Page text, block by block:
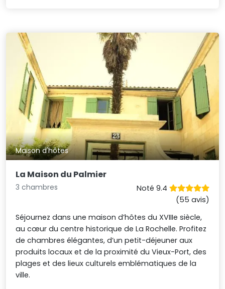
Maison d'hôtes
La Maison du Palmier
3 chambres
Noté 9.4
(55 avis)
Séjournez dans une maison d’hôtes du XVIIIe siècle,
au cœur du centre historique de La Rochelle. Profitez
de chambres élégantes, d’un petit-déjeuner aux
produits locaux et de la proximité du Vieux-Port, des
plages et des lieux culturels emblématiques de la
ville.